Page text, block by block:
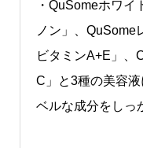
・QuSomeホワ
ノン」、QuSome
ビタミンA+E」、
C」と3種の美容
ベルな成分をしっ